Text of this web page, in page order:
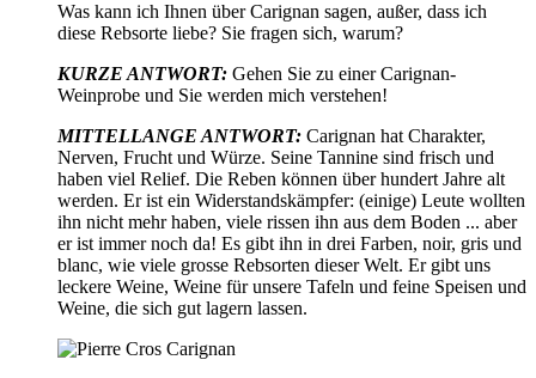
Was kann ich Ihnen über Carignan sagen, außer, dass ich
diese Rebsorte liebe? Sie fragen sich, warum?
KURZE ANTWORT: Gehen Sie zu einer Carignan-
Weinprobe und Sie werden mich verstehen!
MITTELLANGE ANTWORT: Carignan hat Charakter,
Nerven, Frucht und Würze. Seine Tannine sind frisch und
haben viel Relief. Die Reben können über hundert Jahre alt
werden. Er ist ein Widerstandskämpfer: (einige) Leute wollten
ihn nicht mehr haben, viele rissen ihn aus dem Boden ... aber
er ist immer noch da! Es gibt ihn in drei Farben, noir, gris und
blanc, wie viele grosse Rebsorten dieser Welt. Er gibt uns
leckere Weine, Weine für unsere Tafeln und feine Speisen und
Weine, die sich gut lagern lassen.